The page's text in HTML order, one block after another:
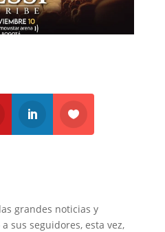
grandes noticias y
sus seguidores, esta vez,